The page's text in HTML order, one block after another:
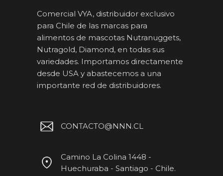
Comercial VYA, distribuidor exclusivo
para Chile de las marcas para
alimentos de mascotas Nutranuggets,
Nutragold, Diamond, en todas sus
variedades. Importamos directamente
desde USA y abastecemos a una
importante red de distribuidores.
CONTACTO@NNN.CL
Camino La Colina 1448 -
Huechuraba - Santiago - Chile.